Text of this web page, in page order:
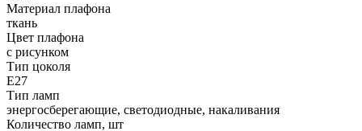
Материал плафона
ткань
Цвет плафона
с рисунком
Тип цоколя
Е27
Тип ламп
энергосберегающие, светодиодные, накаливания
Количество ламп, шт